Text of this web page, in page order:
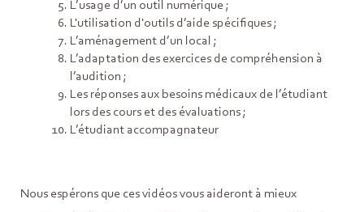
L’usage d’un outil numérique ;
L'utilisation d'outils d’aide spécifiques ;
L’aménagement d’un local ;
L’adaptation des exercices de compréhension à
l’audition ;
Les réponses aux besoins médicaux de l’étudiant
lors des cours et des évaluations ;
L’étudiant accompagnateur
Nous espérons que ces vidéos vous aideront à mieux